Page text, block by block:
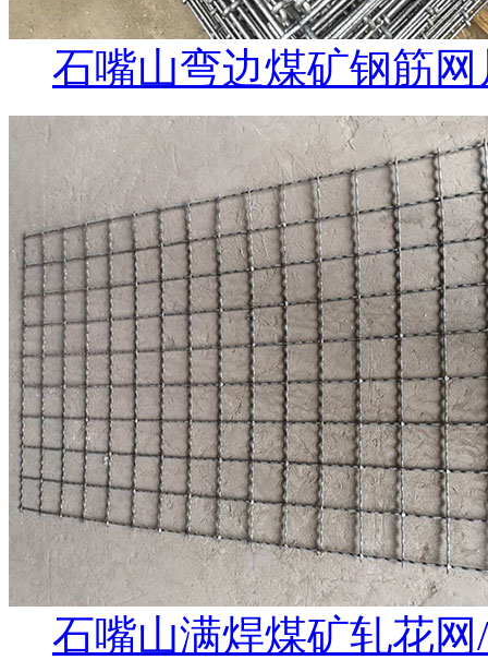
石嘴山弯边煤矿钢筋网
石嘴山满焊煤矿轧花